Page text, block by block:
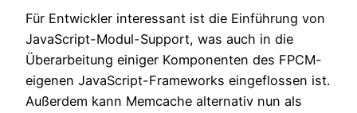
Für Entwickler interessant ist die Einführung von
JavaScript-Modul-Support, was auch in die
Überarbeitung einiger Komponenten des FPCM-
eigenen JavaScript-Frameworks eingeflossen ist.
Außerdem kann Memcache alternativ nun als